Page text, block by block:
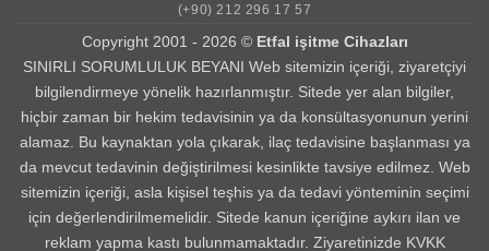
(+90) 212 296 17 57
Copyright 2001 - 2026 © Etfal işitme Cihazları
SINIRLI SORUMLULUK BEYANI Web sitemizin içeriği, ziyaretçiyi
bilgilendirmeye yönelik hazırlanmıştır. Sitede yer alan bilgiler,
hiçbir zaman bir hekim tedavisinin ya da konsültasyonunun yerini
alamaz. Bu kaynaktan yola çıkarak, ilaç tedavisine başlanması ya
da mevcut tedavinin değiştirilmesi kesinlikte tavsiye edilmez. Web
sitemizin içeriği, asla kişisel teşhis ya da tedavi yönteminin seçimi
için değerlendirilmemelidir. Sitede kanun içeriğine aykırı ilan ve
reklam yapma kastı bulunmamaktadır. Ziyaretinizde KVKK